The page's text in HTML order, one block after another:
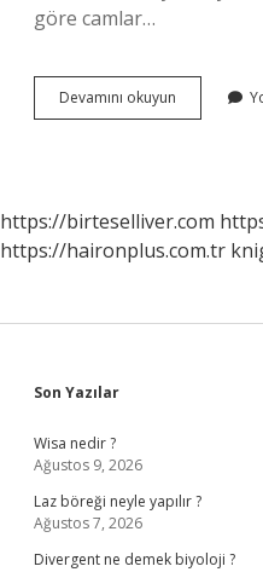
göre camlar…
Devamını okuyun
Ne
https://birteselliver.com
https://haironplus.com.tr
Sidebar
Son Yazılar
Wisa nedir ?
Ağustos 9, 2026
Laz böreği neyle yapılır ?
Ağustos 7, 2026
Divergent ne demek biyoloji ?